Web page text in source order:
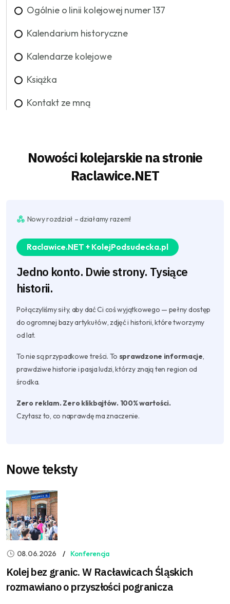
Ogólnie o linii kolejowej numer 137
Kalendarium historyczne
Kalendarze kolejowe
Książka
Kontakt ze mną
Nowości kolejarskie na stronie
Raclawice.NET
Nowy rozdział – działamy razem!
Raclawice.NET + KolejPodsudecka.pl
Jedno konto. Dwie strony. Tysiące
historii.
Połączyliśmy siły, aby dać Ci coś wyjątkowego — pełny dostęp
do ogromnej bazy artykułów, zdjęć i historii, które tworzymy
od lat.
To nie są przypadkowe treści. To sprawdzone informacje,
prawdziwe historie i pasja ludzi, którzy znają ten region od
środka.
Zero reklam. Zero klikbajtów. 100% wartości.
Czytasz to, co naprawdę ma znaczenie.
Nowe teksty
08.06.2026 Konferencja
Kolej bez granic. W Racławicach Śląskich
rozmawiano o przyszłości pogranicza